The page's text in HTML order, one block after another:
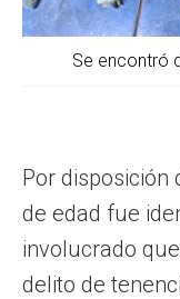
Se encontró
Por disposición
de edad fue
involucrado
delito de